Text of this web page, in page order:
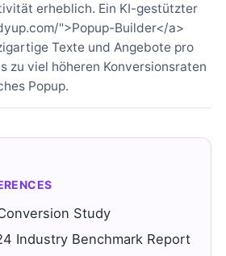
erheblich. Ein KI-gestützter
">Popup-Builder</a>
Texte und Angebote pro
zu viel höheren Konversionsraten
Popup.
Study
Industry Benchmark Report